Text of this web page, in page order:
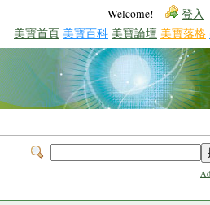
Welcome! 登入
美寶首頁 美寶百科 美寶論壇 美寶落格